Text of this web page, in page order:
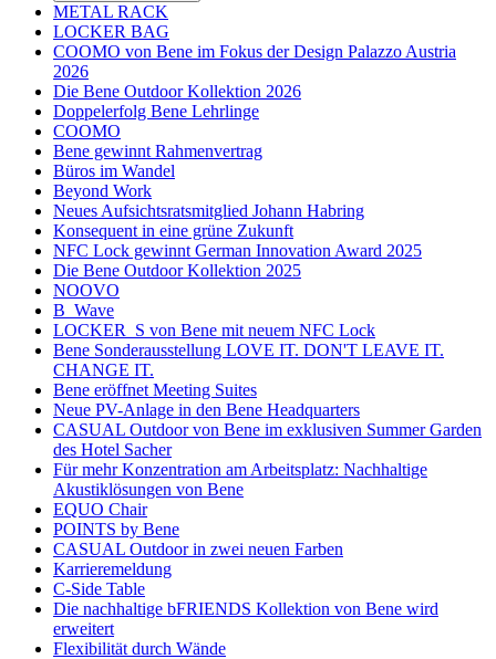
METAL RACK
LOCKER BAG
COOMO von Bene im Fokus der Design Palazzo Austria
2026
Die Bene Outdoor Kollektion 2026
Doppelerfolg Bene Lehrlinge
COOMO
Bene gewinnt Rahmenvertrag
Büros im Wandel
Beyond Work
Neues Aufsichtsratsmitglied Johann Habring
Konsequent in eine grüne Zukunft
NFC Lock gewinnt German Innovation Award 2025
Die Bene Outdoor Kollektion 2025
NOOVO
B_Wave
LOCKER_S von Bene mit neuem NFC Lock
Bene Sonderausstellung LOVE IT. DON'T LEAVE IT.
CHANGE IT.
Bene eröffnet Meeting Suites
Neue PV-Anlage in den Bene Headquarters
CASUAL Outdoor von Bene im exklusiven Summer Garden
des Hotel Sacher
Für mehr Konzentration am Arbeitsplatz: Nachhaltige
Akustiklösungen von Bene
EQUO Chair
POINTS by Bene
CASUAL Outdoor in zwei neuen Farben
Karrieremeldung
C-Side Table
Die nachhaltige bFRIENDS Kollektion von Bene wird
erweitert
Flexibilität durch Wände